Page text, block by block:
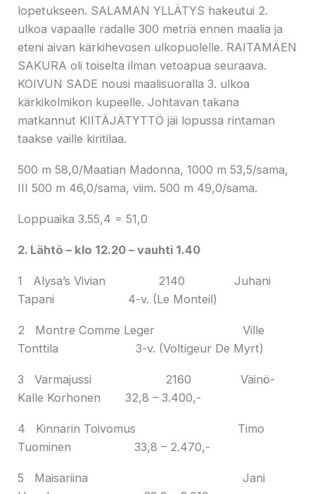
lopetukseen. SALAMAN YLLÄTYS hakeutui 2.
ulkoa vapaalle radalle 300 metriä ennen maalia ja
eteni aivan kärkihevosen ulkopuolelle. RAITAMÄEN
SAKURA oli toiselta ilman vetoapua seuraava.
KOIVUN SADE nousi maalisuoralla 3. ulkoa
kärkikolmikon kupeelle. Johtavan takana
matkannut KIITÄJÄTYTTÖ jäi lopussa rintaman
taakse vaille kiritilaa.
500 m 58,0/Maatian Madonna, 1000 m 53,5/sama,
III 500 m 46,0/sama, viim. 500 m 49,0/sama.
Loppuaika 3.55,4 = 51,0
2. Lähtö – klo 12.20 – vauhti 1.40
1 Alysa’s Vivian 2140 Juhani
Tapani 4-v. (Le Monteil)
2 Montre Comme Leger Ville
Tonttila 3-v. (Voltigeur De Myrt)
3 Varmajussi 2160 Väinö-
Kalle Korhonen 32,8 – 3.400,-
4 Kinnarin Toivomus Timo
Tuominen 33,8 – 2.470,-
5 Maisariina Jani